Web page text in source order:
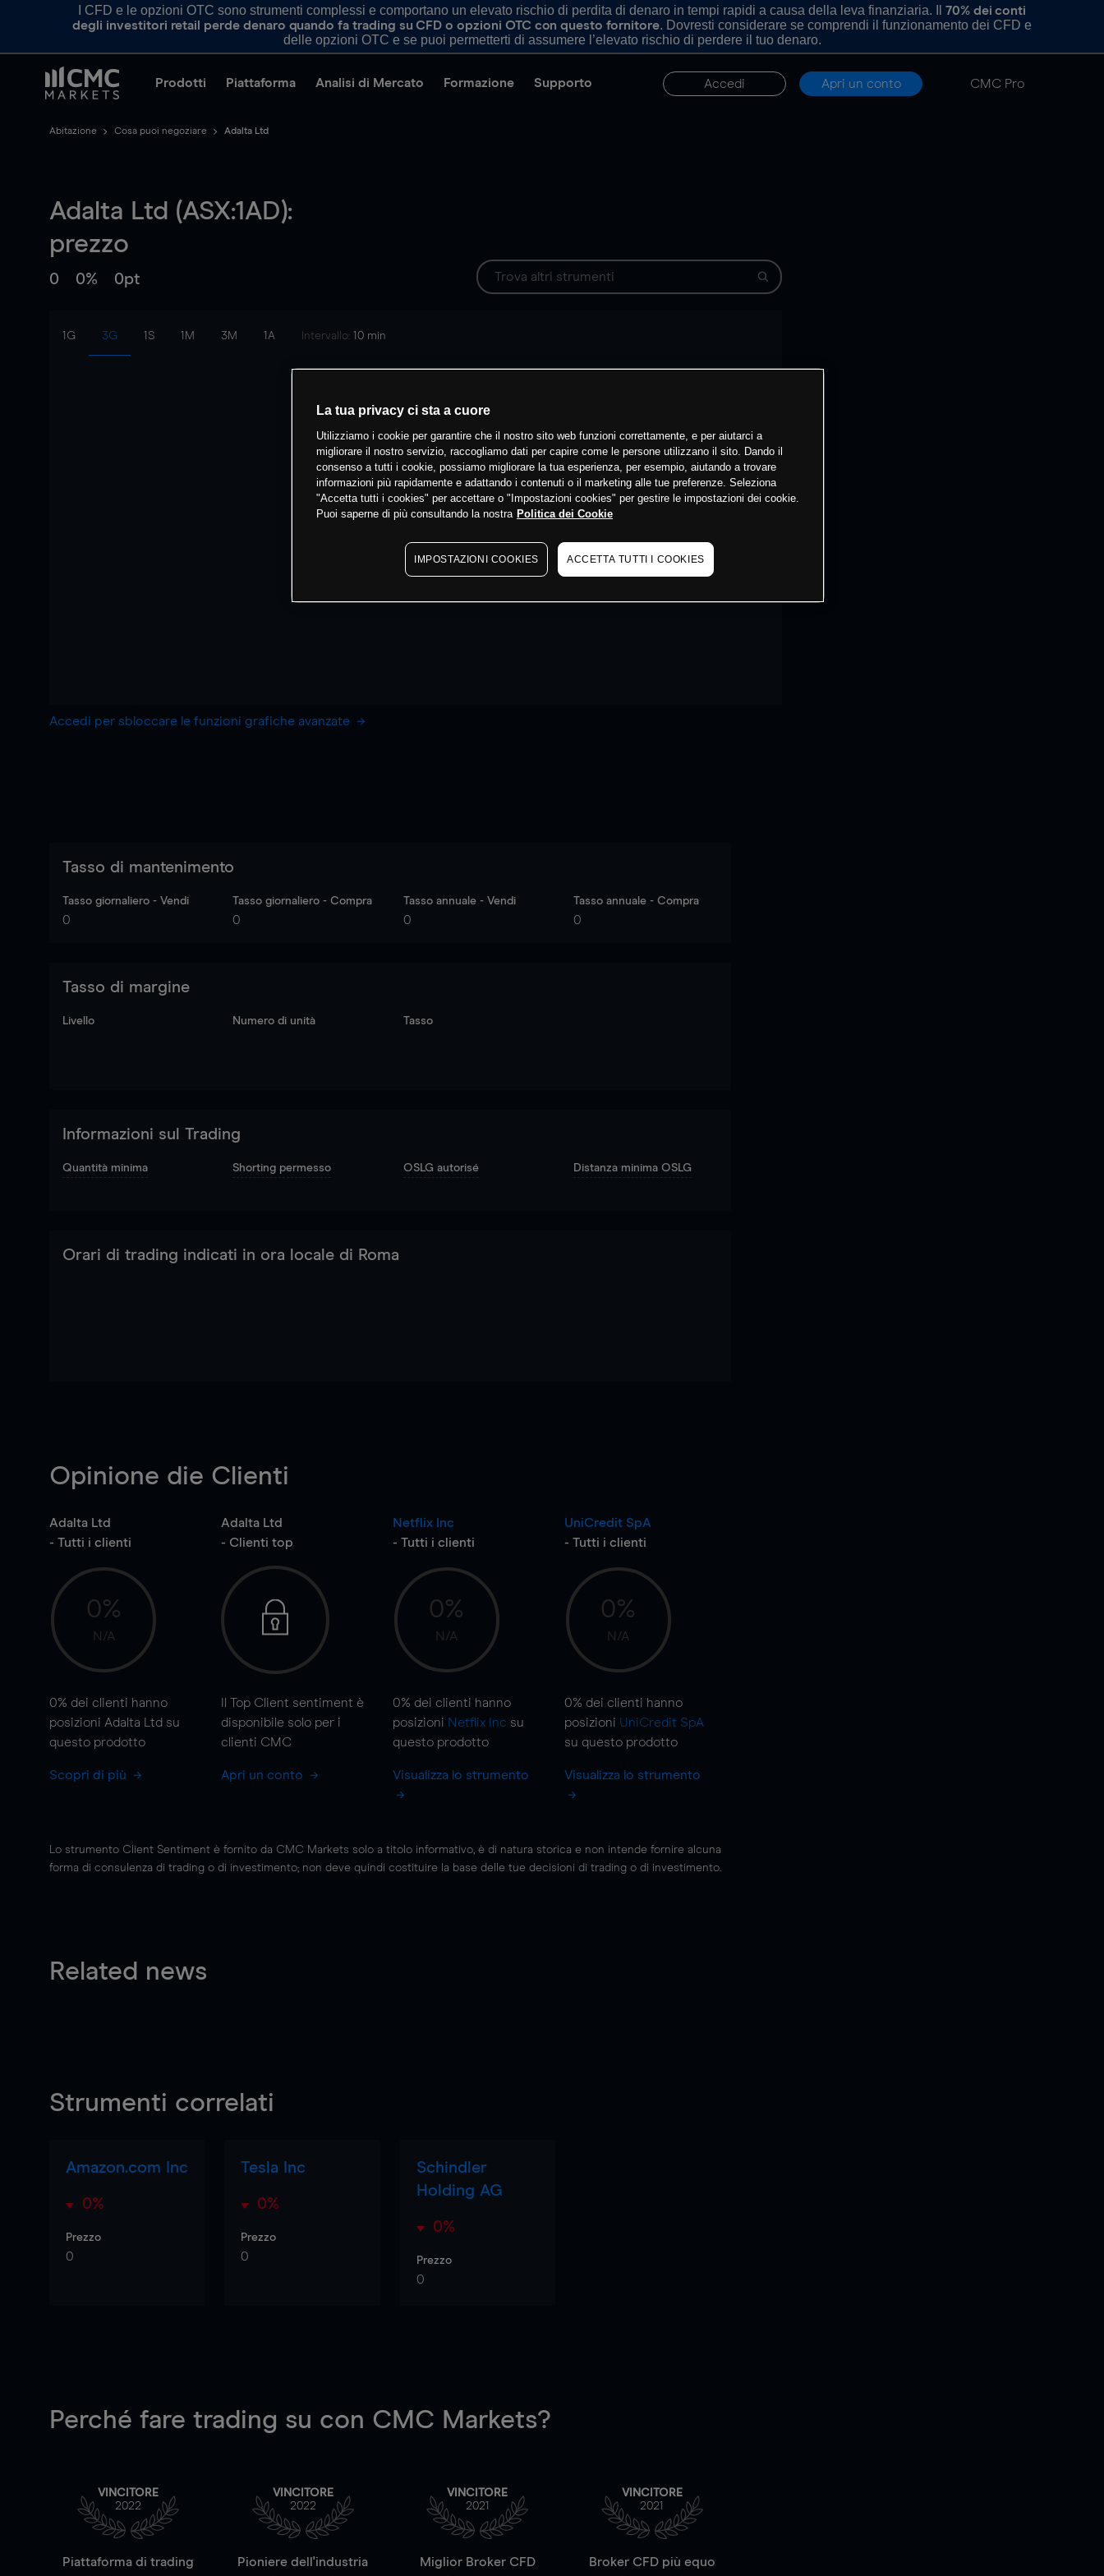
I CFD e le opzioni OTC sono strumenti complessi e comportano un elevato rischio di perdita di denaro in tempi rapidi a causa della leva finanziaria. Il 70% dei conti
degli investitori retail perde denaro quando fa trading su CFD o opzioni OTC con questo fornitore. Dovresti considerare se comprendi il funzionamento dei CFD e
delle opzioni OTC e se puoi permetterti di assumere l’elevato rischio di perdere il tuo denaro.
Prodotti Piattaforma Analisi di Mercato Formazione Supporto Accedi Apri un conto CMC Pro
Abitazione Cosa puoi negoziare Adalta Ltd
Adalta Ltd (ASX:1AD):
prezzo
0 0% 0pt
1G 3G 1S 1M 3M 1A Intervallo: 10 min
Accedi per sbloccare le funzioni grafiche avanzate
Tasso di mantenimento
Tasso giornaliero - Vendi
0
Tasso giornaliero - Compra
0
Tasso annuale - Vendi
0
Tasso annuale - Compra
0
Tasso di margine
Livello Numero di unità Tasso
Informazioni sul Trading
Quantità minima Shorting permesso OSLG autorisé Distanza minima OSLG
Orari di trading indicati in ora locale di Roma
Opinione die Clienti
Adalta Ltd
- Tutti i clienti
0%
N/A
0% dei clienti hanno
posizioni Adalta Ltd su
questo prodotto
Scopri di più
Adalta Ltd
- Clienti top
Il Top Client sentiment è
disponibile solo per i
clienti CMC
Apri un conto
Netflix Inc
- Tutti i clienti
0%
N/A
0% dei clienti hanno
posizioni Netflix Inc su
questo prodotto
Visualizza lo strumento
UniCredit SpA
- Tutti i clienti
0%
N/A
0% dei clienti hanno
posizioni UniCredit SpA
su questo prodotto
Visualizza lo strumento
Lo strumento Client Sentiment è fornito da CMC Markets solo a titolo informativo, è di natura storica e non intende fornire alcuna
forma di consulenza di trading o di investimento; non deve quindi costituire la base delle tue decisioni di trading o di investimento.
Related news
Strumenti correlati
Amazon.com Inc
0%
Prezzo
0
Tesla Inc
0%
Prezzo
0
Schindler
Holding AG
0%
Prezzo
0
Perché fare trading su con CMC Markets?
VINCITORE
2022
Piattaforma di trading
VINCITORE
2022
Pioniere dell'industria
VINCITORE
2021
Miglior Broker CFD
VINCITORE
2021
Broker CFD più equo
La tua privacy ci sta a cuore
Utilizziamo i cookie per garantire che il nostro sito web funzioni correttamente, e per aiutarci a
migliorare il nostro servizio, raccogliamo dati per capire come le persone utilizzano il sito. Dando il
consenso a tutti i cookie, possiamo migliorare la tua esperienza, per esempio, aiutando a trovare
informazioni più rapidamente e adattando i contenuti o il marketing alle tue preferenze. Seleziona
"Accetta tutti i cookies" per accettare o "Impostazioni cookies" per gestire le impostazioni dei cookie.
Puoi saperne di più consultando la nostra Politica dei Cookie
IMPOSTAZIONI COOKIES ACCETTA TUTTI I COOKIES